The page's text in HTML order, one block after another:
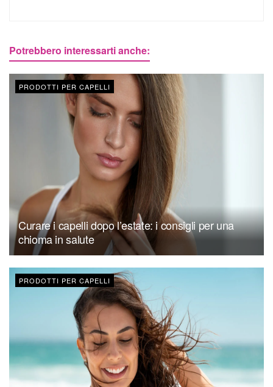
Potrebbero interessarti anche:
PRODOTTI PER CAPELLI
Curare i capelli dopo l’estate: i consigli per una
chioma in salute
PRODOTTI PER CAPELLI